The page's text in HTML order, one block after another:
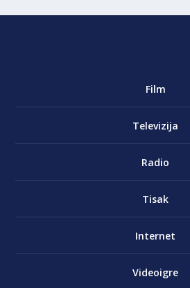
Film
Televizija
Radio
Tisak
Internet
Videoigre